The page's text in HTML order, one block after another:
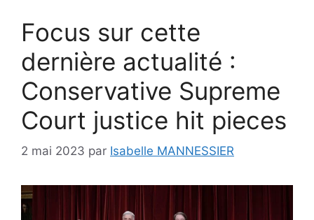
Focus sur cette
dernière actualité :
Conservative Supreme
Court justice hit pieces
2 mai 2023 par Isabelle MANNESSIER